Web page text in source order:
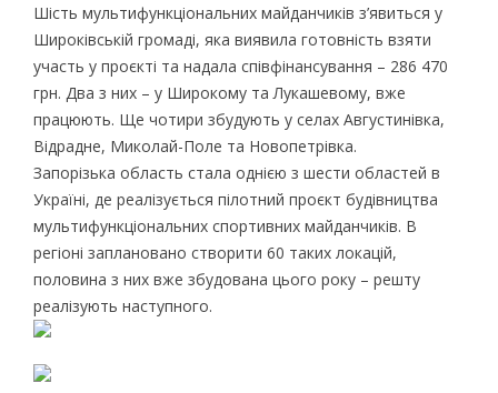
Шість мультифункціональних майданчиків з’явиться у
Широківській громаді, яка виявила готовність взяти
участь у проєкті та надала співфінансування – 286 470
грн. Два з них – у Широкому та Лукашевому, вже
працюють. Ще чотири збудують у селах Августинівка,
Відрадне, Миколай-Поле та Новопетрівка.
Запорізька область стала однією з шести областей в
Україні, де реалізується пілотний проєкт будівництва
мультифункціональних спортивних майданчиків. В
регіоні заплановано створити 60 таких локацій,
половина з них вже збудована цього року – решту
реалізують наступного.